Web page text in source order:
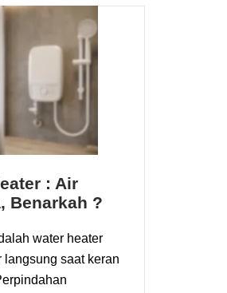
: Air
Benarkah ?
water heater
saat keran